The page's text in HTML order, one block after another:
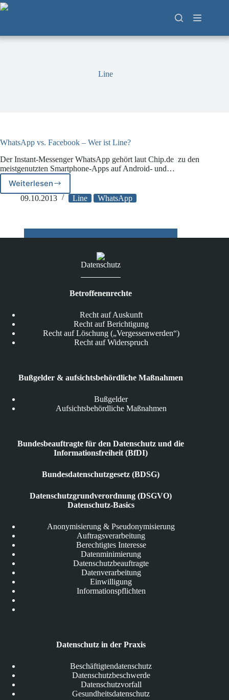
Zum
Inhalt
Line
WhatsApp vs. Facebook – Wer ist Line?
Der Instant-Messenger WhatsApp gehört laut Chip.de zu den
meistgenutzten Smartphone-Apps auf Android- und…
Weiterlesen
WhatsApp
vs.
Wer
ist
09.10.2013 Line WhatsApp
Datenschutz
Betroffenenrechte
Recht auf Auskunft
Recht auf Berichtigung
Recht auf Löschung („Vergessenwerden“)
Recht auf Widerspruch
Bußgelder & aufsichtsbehördliche Maßnahmen
Bußgelder
Aufsichtsbehördliche Maßnahmen
Bundesbeauftragte für den Datenschutz und die
Informationsfreiheit (BfDI)
Bundesdatenschutzgesetz (BDSG)
Datenschutzgrundverordnung (DSGVO)
Datenschutz-Basics
Anonymisierung & Pseudonymisierung
Auftragsverarbeitung
Berechtigtes Interesse
Datenminimierung
Datenschutzbeauftragte
Datenverarbeitung
Einwilligung
Informationspflichten
Datenschutz in der Praxis
Beschäftigtendatenschutz
Datenschutzbeschwerde
Datenschutzvorfall
Gesundheitsdatenschutz